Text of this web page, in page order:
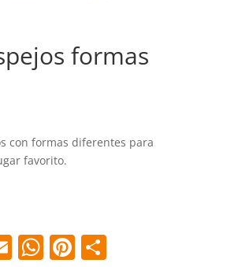
formas
con formas diferentes para
favorito.
E W Pi C